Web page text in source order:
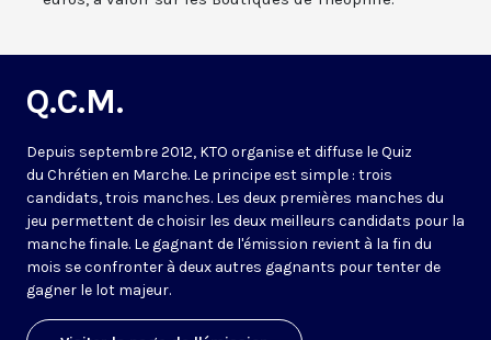
Q.C.M.
Depuis septembre 2012, KTO organise et diffuse le Quiz
du Chrétien en Marche. Le principe est simple : trois
candidats, trois manches. Les deux premières manches du
jeu permettent de choisir les deux meilleurs candidats pour la
manche finale. Le gagnant de l'émission revient à la fin du
mois se confronter à deux autres gagnants pour tenter de
gagner le lot majeur.